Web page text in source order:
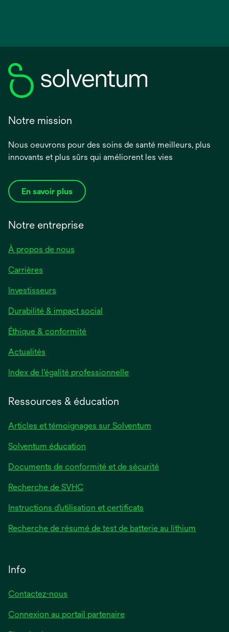
Notre mission
Nous oeuvrons pour des soins de santé meilleurs, plus
innovants et plus sûrs qui améliorent les vies
En savoir plus
Notre entreprise
À propos de nous
Carrières
Investisseurs
Durabilité & impact social
Éthique & conformité
Actualités
Index de l'égalité professionnelles’ouvre
onglet
Ressources & éducation
Articles et témoignages sur Solventum
Solventum éducation
Documents de conformité et de sécurité
Recherche de SVHC
Instructions d’utilisation et certificats
Recherche de résumé de test de batterie au lithium
Info
Contactez-nous
Connexion au portail partenaire